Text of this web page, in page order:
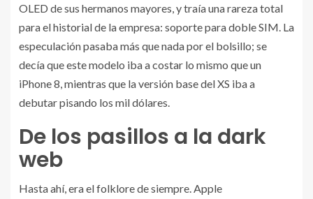
OLED de sus hermanos mayores, y traía una rareza total
para el historial de la empresa: soporte para doble SIM. La
especulación pasaba más que nada por el bolsillo; se
decía que este modelo iba a costar lo mismo que un
iPhone 8, mientras que la versión base del XS iba a
debutar pisando los mil dólares.
De los pasillos a la dark
web
Hasta ahí, era el folklore de siempre. Apple